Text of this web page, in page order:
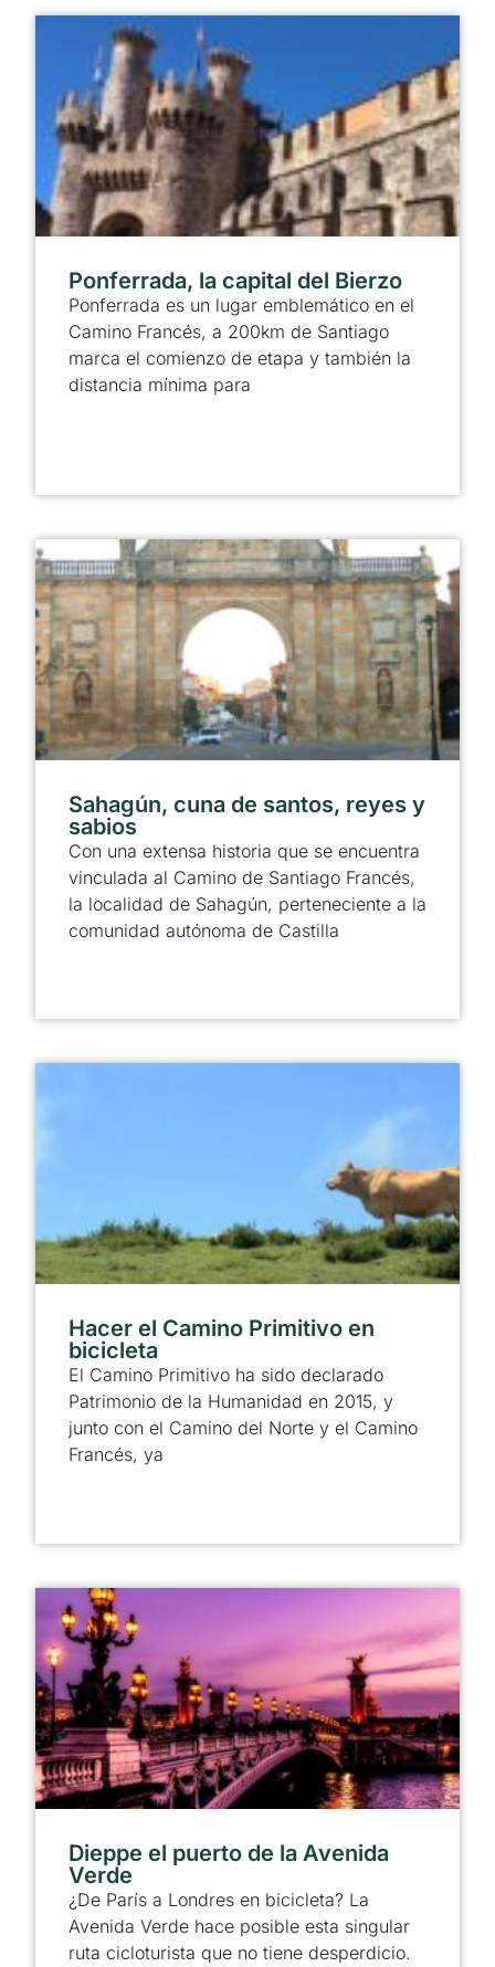
Ponferrada, la capital del Bierzo
Ponferrada es un lugar emblemático en el
Camino Francés, a 200km de Santiago
marca el comienzo de etapa y también la
distancia mínima para
Sahagún, cuna de santos, reyes y
sabios
Con una extensa historia que se encuentra
vinculada al Camino de Santiago Francés,
la localidad de Sahagún, perteneciente a la
comunidad autónoma de Castilla
Hacer el Camino Primitivo en
bicicleta
El Camino Primitivo ha sido declarado
Patrimonio de la Humanidad en 2015, y
junto con el Camino del Norte y el Camino
Francés, ya
Dieppe el puerto de la Avenida
Verde
¿De París a Londres en bicicleta? La
Avenida Verde hace posible esta singular
ruta cicloturista que no tiene desperdicio.